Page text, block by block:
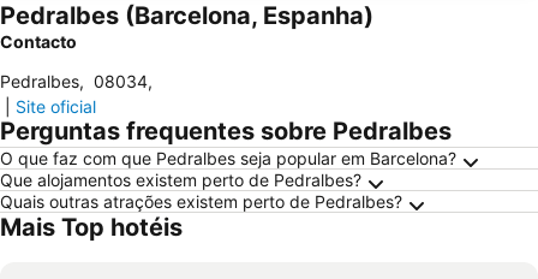
Pedralbes (Barcelona, Espanha)
Contacto
Pedralbes, 08034,
Site oficial
Perguntas frequentes sobre Pedralbes
O que faz com que Pedralbes seja popular em Barcelona?
Que alojamentos existem perto de Pedralbes?
Quais outras atrações existem perto de Pedralbes?
Mais Top hotéis